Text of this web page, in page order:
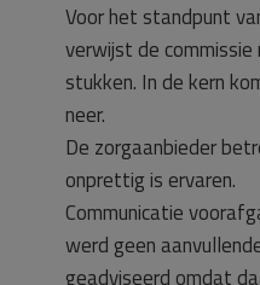
Voor het standpunt
verwijst de
stukken. In de kern
neer.
De zorgaanbieder
onprettig is ervaren.
Communicatie
werd geen
geadviseerd omdat